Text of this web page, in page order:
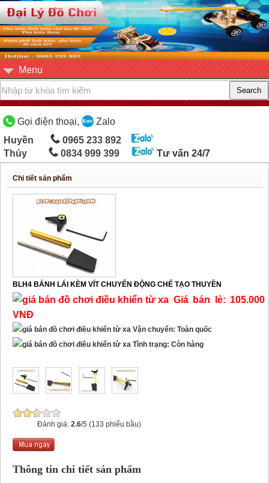
Menu
Gọi điện thoại,
Zalo
Huyền
0965 233 892
Thủy
0834 999 399 Tư vấn 24/7
Chi tiết sản phẩm
BLH4 BÁNH LÁI KÈM VÍT CHUYỂN ĐỘNG CHẾ TẠO THUYỀN
Giá bán lẻ: 105.000
VNĐ
Vận chuyển: Toàn quốc
Tình trạng: Còn hàng
Đánh giá:2.6/5 (133 phiếu bầu)
Thông tin chi tiết sản phẩm